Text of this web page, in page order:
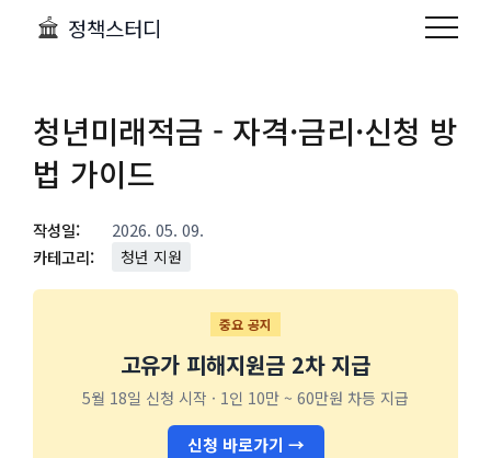
정책스터디
청년미래적금 - 자격·금리·신청 방
법 가이드
작성일:
2026. 05. 09.
카테고리:
청년 지원
중요 공지
고유가 피해지원금 2차 지급
5월 18일 신청 시작 · 1인 10만 ~ 60만원 차등 지급
신청 바로가기 →